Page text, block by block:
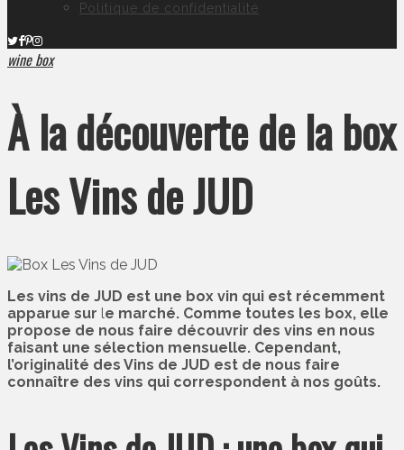
Politique de confidentialité
wine box
À la découverte de la box
Les Vins de JUD
Les vins de JUD est une box vin qui est récemment
apparue sur le marché. Comme toutes les box, elle
propose de nous faire découvrir des vins en nous
faisant une sélection mensuelle. Cependant,
l’originalité des Vins de JUD est de nous faire
connaître des vins qui correspondent à nos goûts.